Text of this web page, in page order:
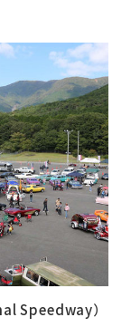
Speedway）